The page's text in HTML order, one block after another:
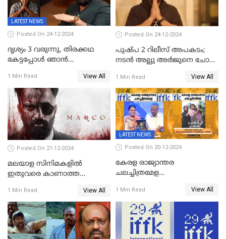
LATEST NEWS
Posted On 24-12-2024
ദൃശ്യം 3 വരുന്നു, തിരക്കഥ
കേട്ടപ്പോള്‍ ഞാന്‍
സ്ഥിരീകരിച്ച് മോഹൻലാൽ
1 Min Read View All
Posted On 24-12-2024
പുഷ്പ 2 റിലീസ് അപകടം;
നടന്‍ അല്ലു അര്‍ജുനെ ചോദ്യം
1 Min Read View All
Posted On 21-12-2024
മലയാള സിനിമകളിൽ
ഇതുവരെ കാണാത്ത
മുകുന്ദൻ ചിത്രം മാർക്കോ
1 Min Read View All
LATEST NEWS
Posted On 20-12-2024
കേരള രാജ്യാന്തര
ചലച്ചിത്രമേള
സിനിമ അവാര്‍ഡ്
സംവിധായിക പായല്‍
കപാഡിയയ്ക്ക് സമ്മാനിച്ചു;
ഫെമിനിച്ചി ഫാത്തിമയ്ക്ക്
അഞ്ച് പുരസ്കാരം
1 Min Read View All